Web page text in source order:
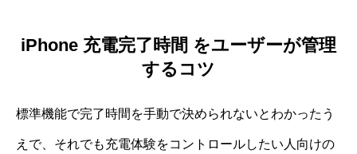
iPhone 充電完了時間 をユーザーが管理
するコツ
標準機能で完了時間を手動で決められないとわかったう
えで、それでも充電体験をコントロールしたい人向けの